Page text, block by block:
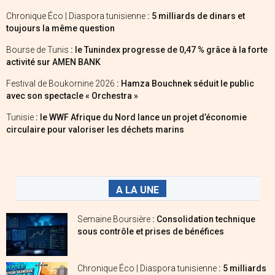
Chronique Éco | Diaspora tunisienne : 5 milliards de dinars et
toujours la même question
Bourse de Tunis : le Tunindex progresse de 0,47 % grâce à la forte
activité sur AMEN BANK
Festival de Boukornine 2026 : Hamza Bouchnek séduit le public
avec son spectacle « Orchestra »
Tunisie : le WWF Afrique du Nord lance un projet d’économie
circulaire pour valoriser les déchets marins
A LA UNE
Semaine Boursière : Consolidation technique
sous contrôle et prises de bénéfices
Chronique Éco | Diaspora tunisienne : 5 milliards